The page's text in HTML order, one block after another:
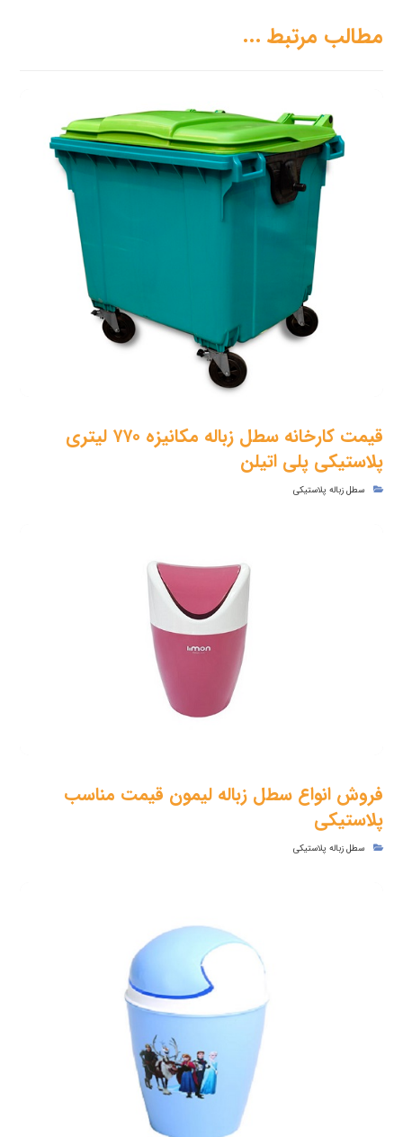
مطالب مرتبط ...
قیمت کارخانه سطل زباله مکانیزه ۷۷۰ لیتری
پلاستیکی پلی اتیلن
سطل زباله پلاستیکی
فروش انواع سطل زباله لیمون قیمت مناسب
پلاستیکی
سطل زباله پلاستیکی